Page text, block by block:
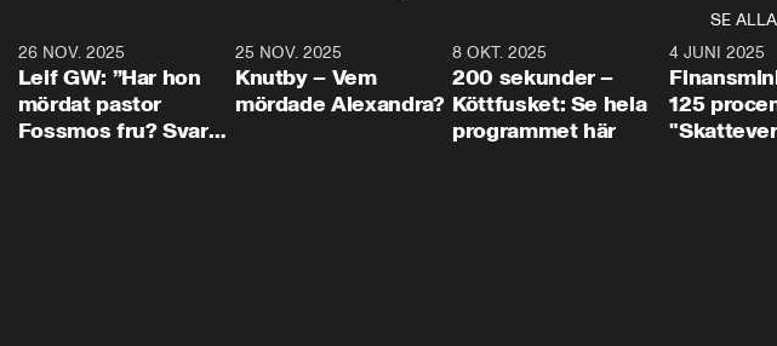
SE ALLA
26 NOV. 2025
Leif GW: ”Har hon
mördat pastor
Fossmos fru? Svar
31:05
25 NOV. 2025
Knutby – Vem
mördade Alexandra?
4:29
8 OKT. 2025
200 sekunder –
Köttfusket: Se hela
programmet här
4 JUNI 2025
125